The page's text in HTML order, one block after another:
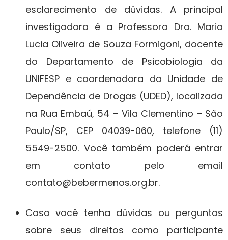
esclarecimento de dúvidas. A principal
investigadora é a Professora Dra. Maria
Lucia Oliveira de Souza Formigoni, docente
do Departamento de Psicobiologia da
UNIFESP e coordenadora da Unidade de
Dependência de Drogas (UDED), localizada
na Rua Embaú, 54 – Vila Clementino – São
Paulo/SP, CEP 04039-060, telefone (11)
5549-2500. Você também poderá entrar
em contato pelo email
contato@bebermenos.org.br.
Caso você tenha dúvidas ou perguntas
sobre seus direitos como participante